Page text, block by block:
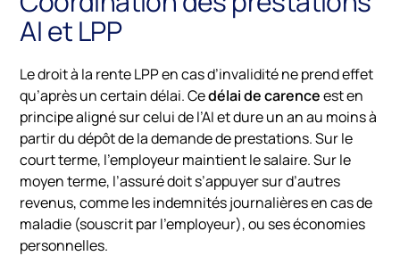
AI et LPP
Ledroità la renteLPPencasd’invaliditéneprendeffet
qu’aprèsuncertaindélai.Cedélaidecarenceesten
principealignésurceluidel’AIetdureun an au moinsà
partirdudépôtdelademandedeprestations.Sur le
court terme, l’employeur maintient le salaire. Sur le
moyen terme, l’assurédoits’appuyersurd’autres
revenus,commelesindemnitésjournalièresencasde
maladie (souscrit par l’employeur),ou seséconomies
personnelles.